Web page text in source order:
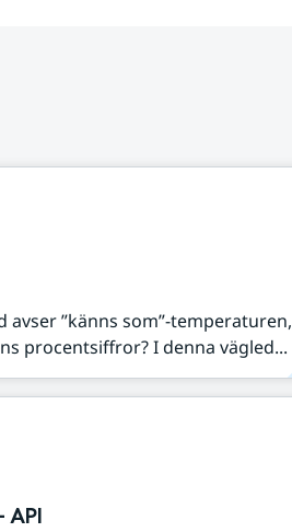
”känns som”-temperaturen,
procentsiffror? I denna vägled...
API